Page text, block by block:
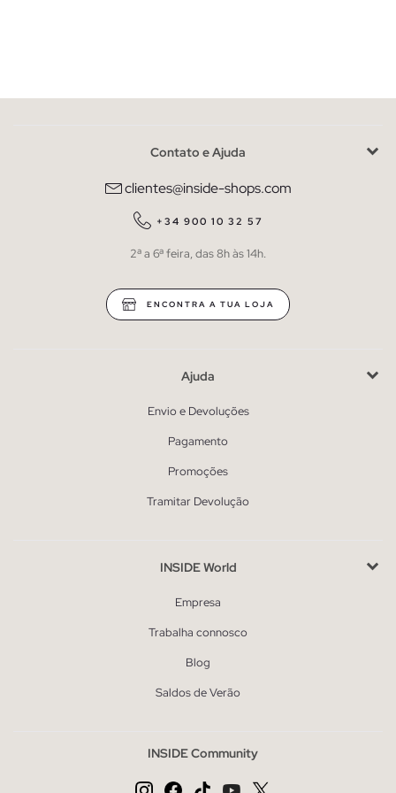
Contato e Ajuda
clientes@inside-shops.com
+34 900 10 32 57
2ª a 6ª feira, das 8h às 14h.
ENCONTRA A TUA LOJA
Ajuda
Envio e Devoluções
Pagamento
Promoções
Tramitar Devolução
INSIDE World
Empresa
Trabalha connosco
Blog
Saldos de Verão
INSIDE Community